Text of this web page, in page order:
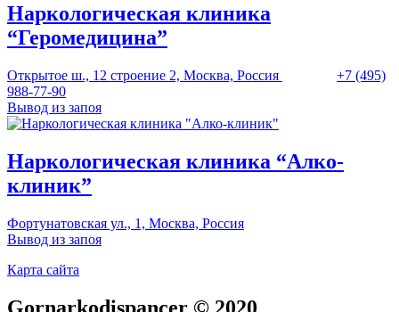
Наркологическая клиника
“Геромедицина”
Открытое ш., 12 строение 2, Москва, Россия
+7 (495)
988-77-90
Вывод из запоя
Наркологическая клиника “Алко-
клиник”
Фортунатовская ул., 1, Москва, Россия
Вывод из запоя
Карта сайта
Gornarkodispancer © 2020